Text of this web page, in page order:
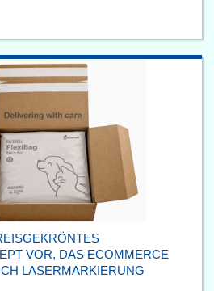
VOR, DAS ECOMMERCE
LASERMARKIERUNG